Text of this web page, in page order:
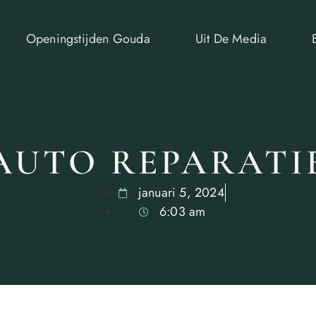
Openingstijden Gouda Uit De Media
januari 5, 2024
6:03 am